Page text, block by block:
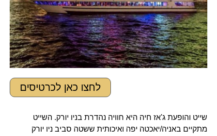
לחצו כאן לכרטיסים
שייט והופעת ג'אז חיה היא חוויה נהדרת בניו יורק. השייט
מתקיים באניה/יאכטה יפה ואיכותית ששטה סביב ניו יורק